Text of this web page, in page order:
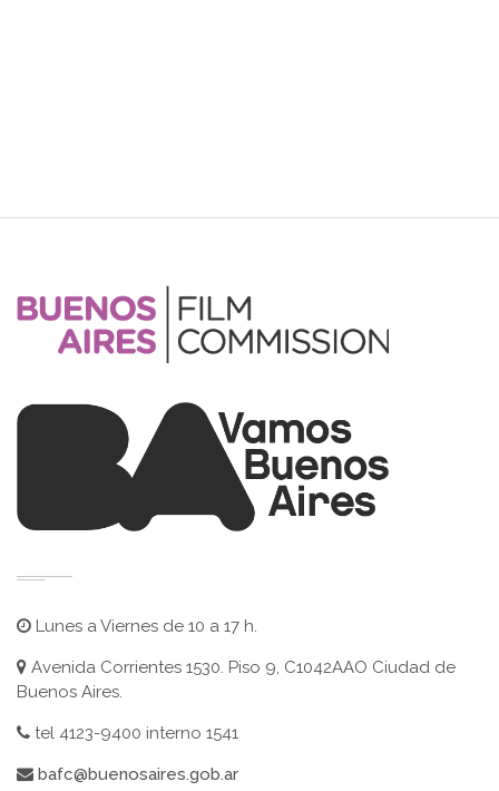
Lunes a Viernes de 10 a 17 h.
Avenida Corrientes 1530. Piso 9, C1042AAO Ciudad de
Buenos Aires.
tel 4123-9400 interno 1541
bafc@buenosaires.gob.ar